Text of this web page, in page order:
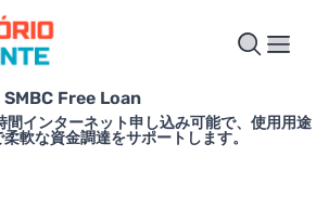
SMBC Free Loan
インターネット申し込み可能で、使用用途
軟な資金調達をサポートします。